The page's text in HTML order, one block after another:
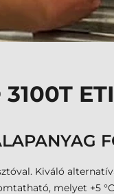
Kiváló
melyet +5